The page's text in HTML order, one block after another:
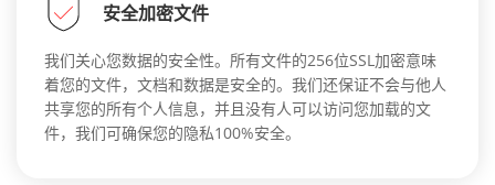
安全加密文件
我们关心您数据的安全性。所有文件的256位SSL加密意味
着您的文件，文档和数据是安全的。我们还保证不会与他人
共享您的所有个人信息，并且没有人可以访问您加载的文
件，我们可确保您的隐私100%安全。